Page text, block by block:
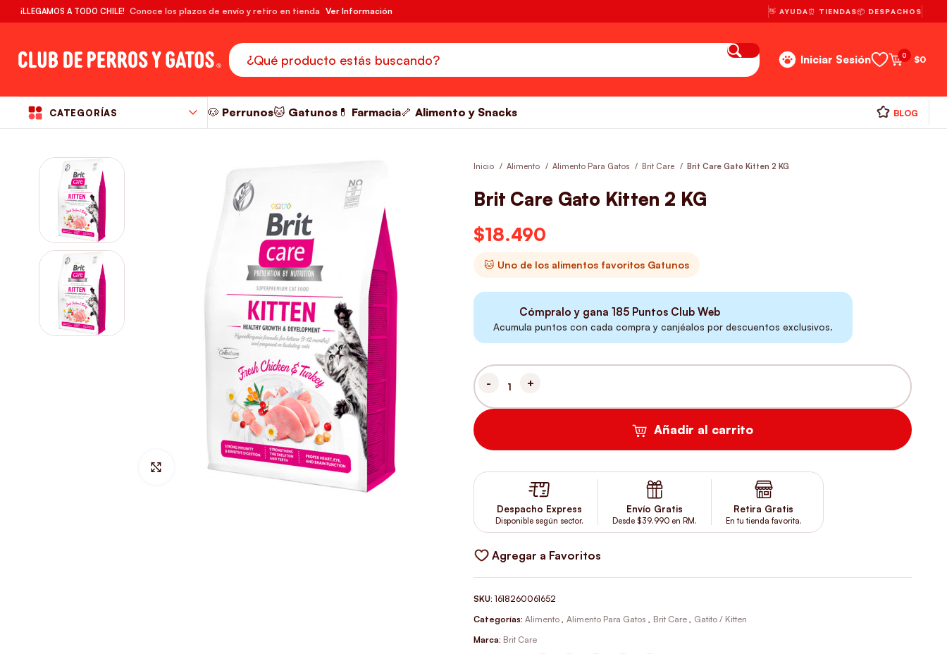
¡LLEGAMOS A TODO CHILE! Conoce los plazos de envío y retiro en tienda Ver Información 👋 AYUDA⏰ TIENDAS📦 DESPACHOS
Iniciar Sesión 0 $0
CATEGORÍAS 🐶 Perrunos🐱 Gatunos 💊 Farmacia🦴 Alimento y Snacks BLOG
Hacer Zoom
Inicio Alimento Alimento Para Gatos Brit Care Brit Care Gato Kitten 2 KG
Brit Care Gato Kitten 2 KG
$18.490
🐱 Uno de los alimentos favoritos Gatunos
Cómpralo y gana 185Puntos Club Web
Acumula puntos con cada compra y canjéalos por descuentos exclusivos.
BRIT CARE GATO KITTEN 2 KG CANTIDAD
Añadir al carrito
Despacho Express
Disponible según sector.
Envío Gratis
Desde $39.990 en RM.
Retira Gratis
En tu tienda favorita.
Agregar a Favoritos
SKU: 1618260061652
Categorías: Alimento , Alimento Para Gatos , Brit Care , Gatito / Kitten
Marca: Brit Care
RM